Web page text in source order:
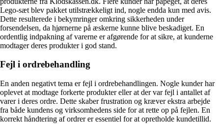
Lego-sæt blev pakket utilstrækkeligt ind, nogle endda kun med avis.
Dette resulterede i bekymringer omkring sikkerheden under
forsendelsen, da hjørnerne på æskerne kunne blive beskadiget. En
ordentlig indpakning af varerne er afgørende for at sikre, at kunderne
modtager deres produkter i god stand.
Fejl i ordrebehandling
En anden negativt tema er fejl i ordrebehandlingen. Nogle kunder har
oplevet at modtage forkerte produkter eller at der var fejl i antallet af
varer i deres ordre. Dette skaber frustration og kræver ekstra arbejde
fra både kundens og virksomhedens side for at rette op på fejlen. En
korrekt håndtering af ordrer er essentiel for at opretholde kundetillid.